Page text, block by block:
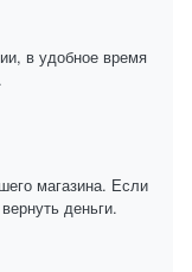
в удобное время
магазина. Если
деньги.